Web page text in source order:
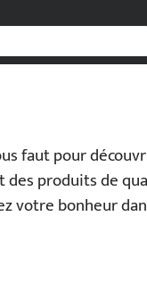
faut pour
produits de
votre bonheur